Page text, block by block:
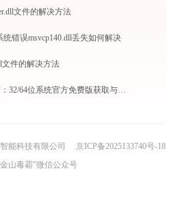
文件的解决方法
统错误msvcp140.dll丢失如何解决
文件的解决方法
PocoCrypto.dll下载指南：32/64位系统官方免费版获取与安装教程
能科技有限公司
京ICP备2025133740号-18
山毒霸”微信公众号